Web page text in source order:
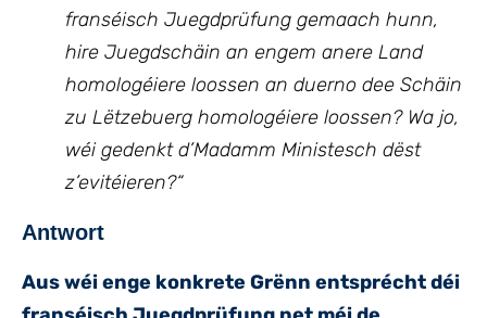
franséisch Juegdprüfung gemaach hunn,
hire Juegdschäin an engem anere Land
homologéiere loossen an duerno dee Schäin
zu Lëtzebuerg homologéiere loossen? Wa jo,
wéi gedenkt d’Madamm Ministesch dëst
z’evitéieren?“
Antwort
Aus wéi enge konkrete Grënn entsprécht déi